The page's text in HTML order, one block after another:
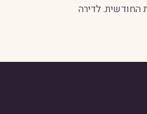
את גובה המשכנתא והריבית החודשית. לדירה